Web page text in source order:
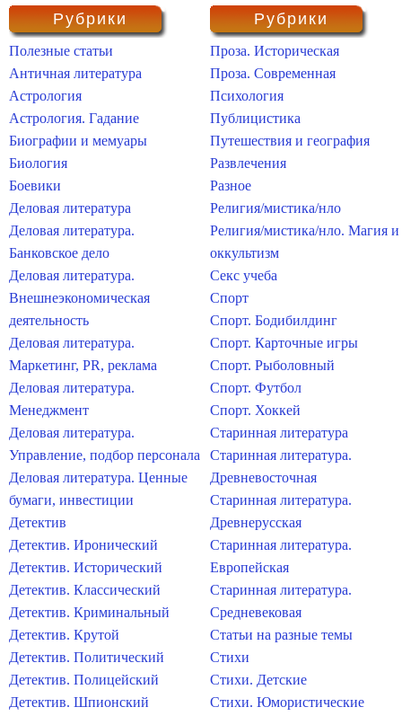
Рубрики
Полезные статьи
Античная литература
Астрология
Астрология. Гадание
Биографии и мемуары
Биология
Боевики
Деловая литература
Деловая литература.
Банковское дело
Деловая литература.
Внешнеэкономическая
деятельность
Деловая литература.
Маркетинг, PR, реклама
Деловая литература.
Менеджмент
Деловая литература.
Управление, подбор персонала
Деловая литература. Ценные
бумаги, инвестиции
Детектив
Детектив. Иронический
Детектив. Исторический
Детектив. Классический
Детектив. Криминальный
Детектив. Крутой
Детектив. Политический
Детектив. Полицейский
Детектив. Шпионский
Рубрики
Проза. Историческая
Проза. Современная
Психология
Публицистика
Путешествия и география
Развлечения
Разное
Религия/мистика/нло
Религия/мистика/нло. Магия и
оккультизм
Секс учеба
Спорт
Спорт. Бодибилдинг
Спорт. Карточные игры
Спорт. Рыболовный
Спорт. Футбол
Спорт. Хоккей
Старинная литература
Старинная литература.
Древневосточная
Старинная литература.
Древнерусская
Старинная литература.
Европейская
Старинная литература.
Средневековая
Статьи на разные темы
Стихи
Стихи. Детские
Стихи. Юмористические